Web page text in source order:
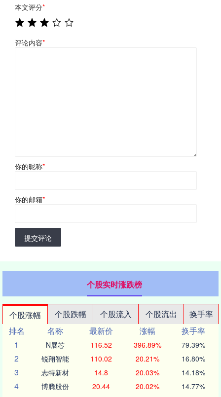
本文评分*
评论内容*
你的昵称*
你的邮箱*
提交评论
个股实时涨跌榜
个股涨幅 个股跌幅 个股流入 个股流出
换手率
排名
名称 最新价 涨幅
换手率
1
N展芯 116.52 396.89% 79.39%
2 锐翔智能 110.02 20.21% 16.80%
3 志特新材 14.8 20.03% 14.18%
4 博腾股份 20.44 20.02% 14.77%